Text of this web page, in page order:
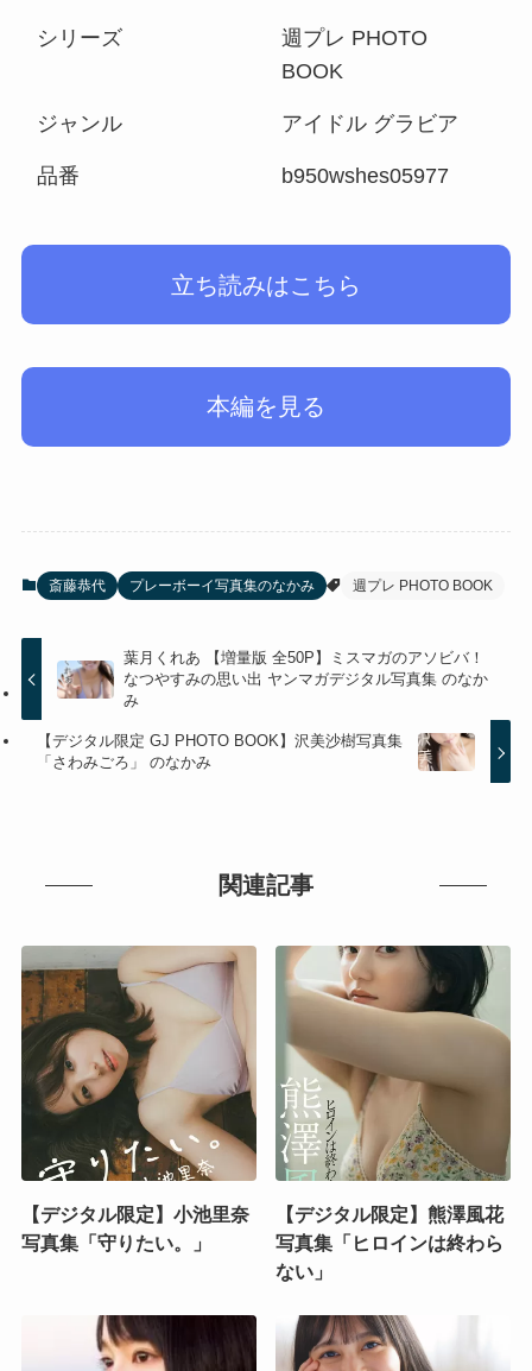
シリーズ
週プレ PHOTO
BOOK
ジャンル アイドル グラビア
品番 b950wshes05977
立ち読みはこちら
本編を見る
斎藤恭代 プレーボーイ写真集のなかみ 週プレ PHOTO BOOK
葉月くれあ 【増量版 全50P】ミスマガのアソビバ！
なつやすみの思い出 ヤンマガデジタル写真集 のなか
み
【デジタル限定 GJ PHOTO BOOK】沢美沙樹写真集
「さわみごろ」 のなかみ
関連記事
【デジタル限定】小池里奈
写真集「守りたい。」
【デジタル限定】熊澤風花
写真集「ヒロインは終わら
ない」